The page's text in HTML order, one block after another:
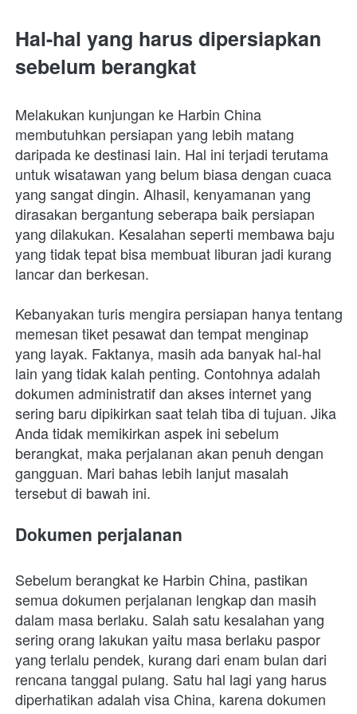
Hal-hal yang harus dipersiapkan
sebelum berangkat
Melakukan kunjungan ke Harbin China
membutuhkan persiapan yang lebih matang
daripada ke destinasi lain. Hal ini terjadi terutama
untuk wisatawan yang belum biasa dengan cuaca
yang sangat dingin. Alhasil, kenyamanan yang
dirasakan bergantung seberapa baik persiapan
yang dilakukan. Kesalahan seperti membawa baju
yang tidak tepat bisa membuat liburan jadi kurang
lancar dan berkesan.
Kebanyakan turis mengira persiapan hanya tentang
memesan tiket pesawat dan tempat menginap
yang layak. Faktanya, masih ada banyak hal-hal
lain yang tidak kalah penting. Contohnya adalah
dokumen administratif dan akses internet yang
sering baru dipikirkan saat telah tiba di tujuan. Jika
Anda tidak memikirkan aspek ini sebelum
berangkat, maka perjalanan akan penuh dengan
gangguan. Mari bahas lebih lanjut masalah
tersebut di bawah ini.
Dokumen perjalanan
Sebelum berangkat ke Harbin China, pastikan
semua dokumen perjalanan lengkap dan masih
dalam masa berlaku. Salah satu kesalahan yang
sering orang lakukan yaitu masa berlaku paspor
yang terlalu pendek, kurang dari enam bulan dari
rencana tanggal pulang. Satu hal lagi yang harus
diperhatikan adalah visa China, karena dokumen